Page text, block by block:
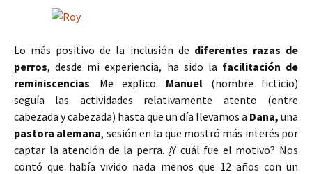
Lo más positivo de la inclusión de diferentes razas de
perros, desde mi experiencia, ha sido la facilitación de
reminiscencias. Me explico: Manuel (nombre ficticio)
seguía las actividades relativamente atento (entre
cabezada y cabezada) hasta que un día llevamos a Dana, una
pastora alemana, sesión en la que mostró más interés por
captar la atención de la perra. ¿Y cuál fue el motivo? Nos
contó que había vivido nada menos que 12 años con un